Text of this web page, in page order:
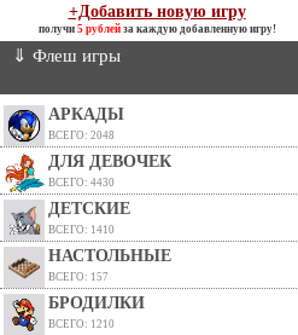
+Добавить новую игру
получи 5 рублейза каждую добавленную игру!
⇓ Флеш игры
АРКАДЫ
ВСЕГО: 2048
ДЛЯ ДЕВОЧЕК
ВСЕГО: 4430
ДЕТСКИЕ
ВСЕГО: 1410
НАСТОЛЬНЫЕ
ВСЕГО: 157
БРОДИЛКИ
ВСЕГО: 1210